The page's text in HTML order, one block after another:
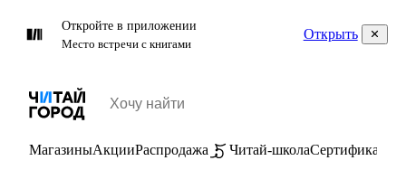
Откройте в приложении
Место встречи с книгами
Открыть
МагазиныАкцииРаспродажа Читай-школаСертификаты